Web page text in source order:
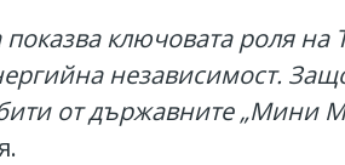
показва ключовата роля на
независимост.
от държавните „Мини